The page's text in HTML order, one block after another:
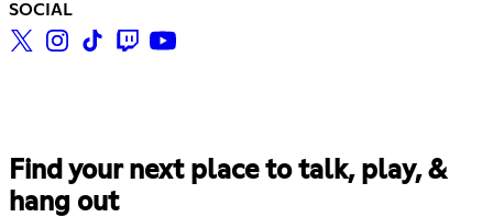
SOCIAL
Find your next place to talk, play, &
hang out